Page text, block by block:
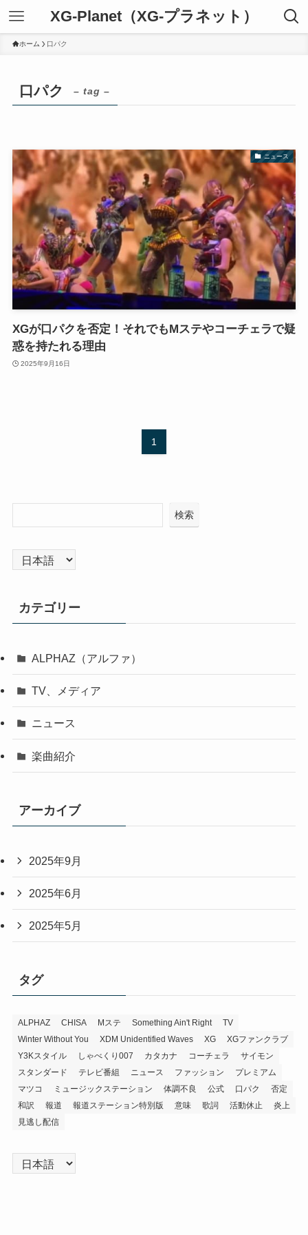
XG-Planet（XG-プラネット）
ホーム 口パク
口パク – tag –
ニュース
XGが口パクを否定！それでもMステやコーチェラで疑
惑を持たれる理由
2025年9月16日
1
検索
語
選
択
カテゴリー
ALPHAZ（アルファ）
TV、メディア
ニュース
楽曲紹介
アーカイブ
2025年9月
2025年6月
2025年5月
タグ
ALPHAZ CHISA Mステ Something Ain't Right
TV
Winter Without You
XDM Unidentified Waves XG
XGファンクラブ
Y3Kスタイル
しゃべくり007 カタカナ コーチェラ
サイモン
スタンダード
テレビ番組 ニュース ファッション
プレミアム
マツコ
ミュージックステーション 体調不良 公式 口パク
否定
和訳
報道 報道ステーション特別版 意味 歌詞 活動休止
炎上
見逃し配信
語